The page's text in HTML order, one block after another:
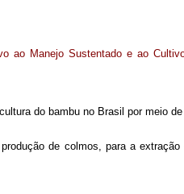
ao Manejo Sustentado e ao
do bambu no Brasil por meio
de colmos, para a